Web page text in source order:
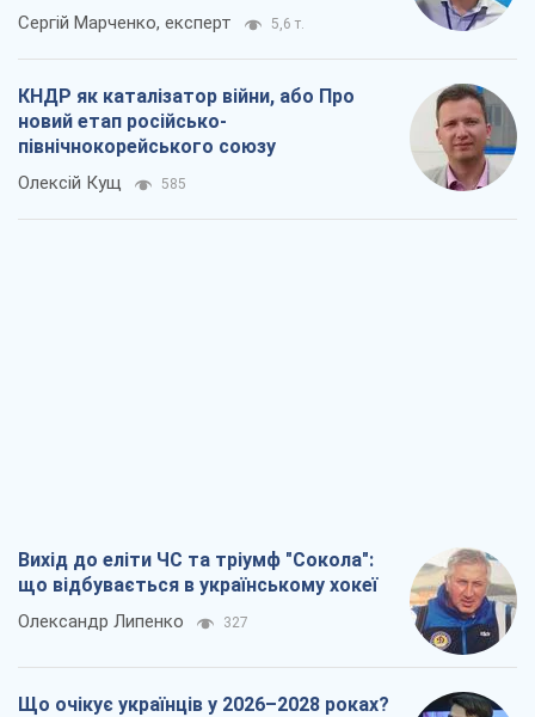
Сергій Марченко, експерт 5,6 т.
КНДР як каталізатор війни, або Про
новий етап російсько-
північнокорейського союзу
Олексій Кущ 585
Вихід до еліти ЧС та тріумф "Сокола":
що відбувається в українському хокеї
Олександр Липенко 327
Що очікує українців у 2026–2028 роках?